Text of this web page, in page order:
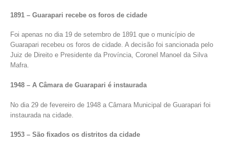
1891 – Guarapari recebe os foros de cidade
Foi apenas no dia 19 de setembro de 1891 que o município de
Guarapari recebeu os foros de cidade. A decisão foi sancionada pelo
Juiz de Direito e Presidente da Província, Coronel Manoel da Silva
Mafra.
1948 – A Câmara de Guarapari é instaurada
No dia 29 de fevereiro de 1948 a Câmara Municipal de Guarapari foi
instaurada na cidade.
1953 – São fixados os distritos da cidade